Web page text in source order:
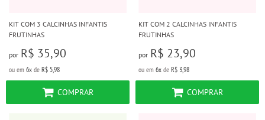
KIT COM 3 CALCINHAS INFANTIS
FRUTINHAS
por R$ 35,90
ou em 6x de R$ 5,98
COMPRAR
KIT COM 2 CALCINHAS INFANTIS
FRUTINHAS
por R$ 23,90
ou em 6x de R$ 3,98
COMPRAR